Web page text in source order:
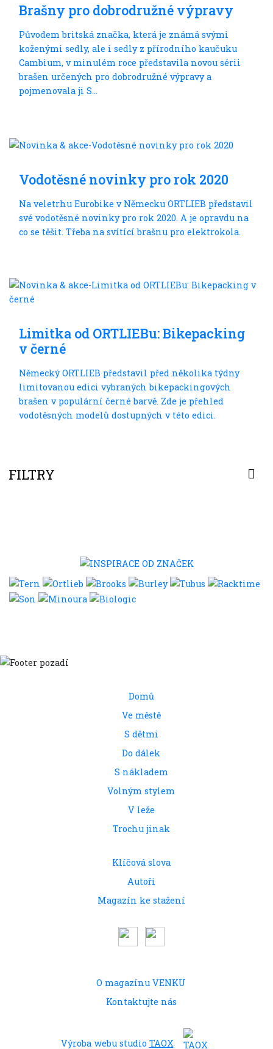
FILTRY
Brašny pro dobrodružné výpravy
Původem britská značka, která je známá svými
koženými sedly, ale i sedly z přírodního kaučuku
Cambium, v minulém roce představila novou sérii
brašen určených pro dobrodružné výpravy a
pojmenovala ji S...
Vodotěsné novinky pro rok 2020
Na veletrhu Eurobike v Německu ORTLIEB představil
své vodotěsné novinky pro rok 2020. A je opravdu na
co se těšit. Třeba na svítící brašnu pro elektrokola.
Limitka od ORTLIEBu: Bikepacking
v černé
Německý ORTLIEB představil před několika týdny
limitovanou edici vybraných bikepackingových
brašen v populární černé barvě. Zde je přehled
vodotěsných modelů dostupných v této edici.
Domů
Ve městě
S dětmi
Do dálek
S nákladem
Volným stylem
V leže
Trochu jinak
Klíčová slova
Autoři
Magazín ke stažení
O magazínu VENKU
Kontaktujte nás
Výroba webu studio TAOX